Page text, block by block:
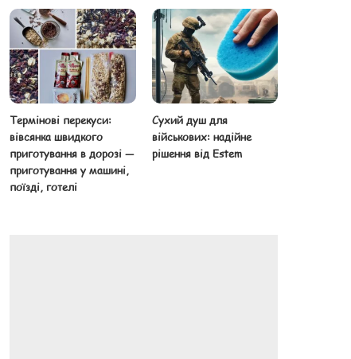
Термінові перекуси:
вівсянка швидкого
приготування в дорозі —
приготування у машині,
поїзді, готелі
Сухий душ для
військових: надійне
рішення від Estem